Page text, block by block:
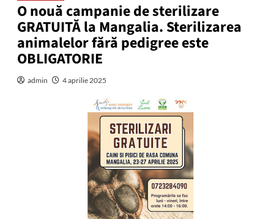
O nouă campanie de sterilizare
GRATUITĂ la Mangalia. Sterilizarea
animalelor fără pedigree este
OBLIGATORIE
admin 4 aprilie 2025